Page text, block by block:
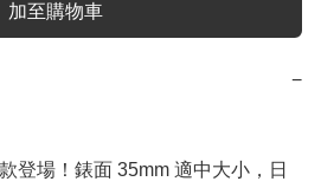
加至購物車
−
登場！錶面 35mm 適中大小，日